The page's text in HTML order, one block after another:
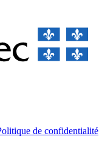
de confidentialité